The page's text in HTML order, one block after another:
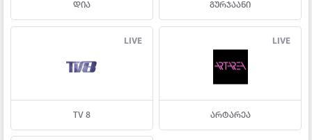
დია გურჯაანი
LIVE
TV 8
LIVE
არტარეა